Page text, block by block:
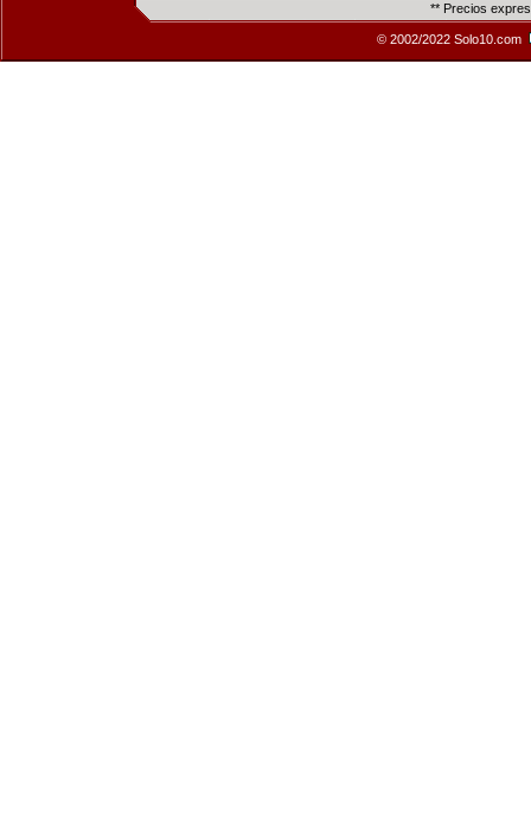
** Precios
© 2002/2022 Solo10.com